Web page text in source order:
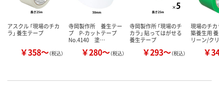
アスクル 「現場のチカ
ラ」 養生テープ
￥358～（税込）
寺岡製作所 養生テー
プ P-カットテープ
No.4140 塗…
￥280～（税込）
寺岡製作所 「現場のチ
カラ」 貼ってはがせる
養生テープ
￥293～（税込）
現場のチカ
築養生用
リーン/ク
￥